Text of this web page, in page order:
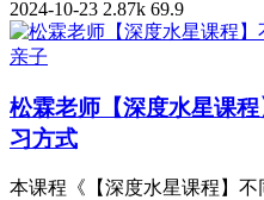
2024-10-23 2.87k 69.9
亲子
松霖老师【深度水星课
习方式
本课程《【深度水星课程】